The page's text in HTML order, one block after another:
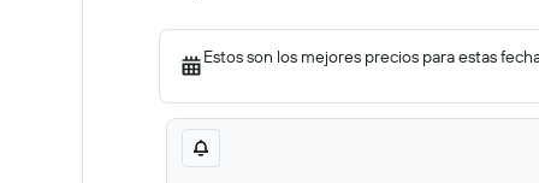
Estos son los mejores precios para estas